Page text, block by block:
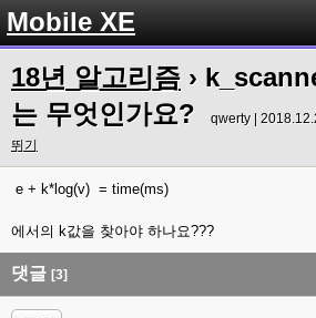
Mobile XE
18년 알고리즘 ›
는 무엇인가요?
qwerty |
뛰기
e + k*log(v) = time(ms)
에서의 k값을 찾아야 하나요???
댓글 [3]